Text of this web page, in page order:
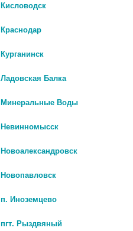
КЕЛОИДН.+ГИПЕР. РУБЦОВ
Кисловодск
Краснодар
Курганинск
Ладовская Балка
Минеральные Воды
Невинномысск
Новоалександровск
Новопавловск
п. Иноземцево
пгт. Рыздвяный